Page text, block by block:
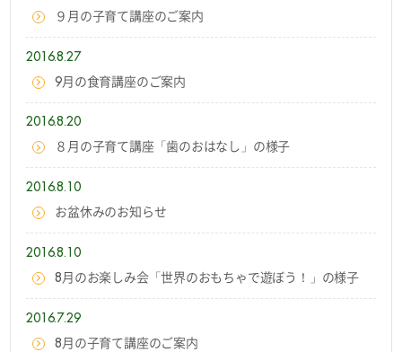
９月の子育て講座のご案内
2016.8.27
9月の食育講座のご案内
2016.8.20
８月の子育て講座「歯のおはなし」の様子
2016.8.10
お盆休みのお知らせ
2016.8.10
8月のお楽しみ会「世界のおもちゃで遊ぼう！」の様子
2016.7.29
8月の子育て講座のご案内